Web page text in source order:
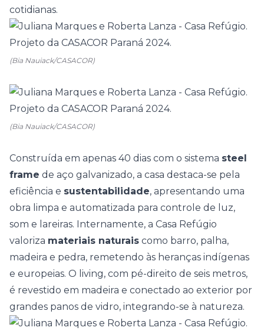
cotidianas.
(Bia Nauiack/CASACOR)
(Bia Nauiack/CASACOR)
Construída em apenas 40 dias com o sistema steel
frame de aço galvanizado, a casa destaca-se pela
eficiência e sustentabilidade, apresentando uma
obra limpa e automatizada para controle de luz,
som e lareiras. Internamente, a Casa Refúgio
valoriza materiais naturais como barro, palha,
madeira e pedra, remetendo às heranças indígenas
e europeias. O living, com pé-direito de seis metros,
é revestido em madeira e conectado ao exterior por
grandes panos de vidro, integrando-se à natureza.